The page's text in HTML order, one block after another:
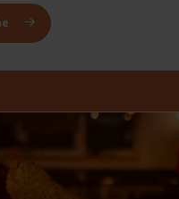
: 4 Origines –